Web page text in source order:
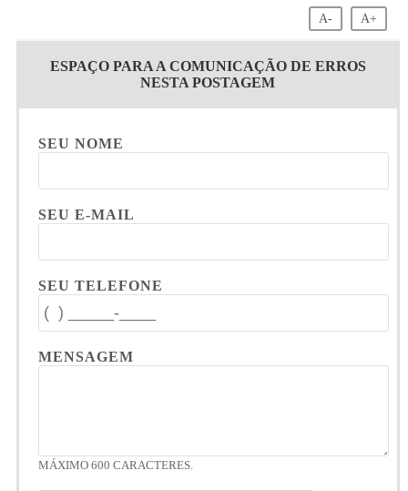
A- A+
ESPAÇO PARA A COMUNICAÇÃO DE ERROS
NESTA POSTAGEM
SEU NOME
SEU E-MAIL
SEU TELEFONE
MENSAGEM
MÁXIMO 600 CARACTERES.